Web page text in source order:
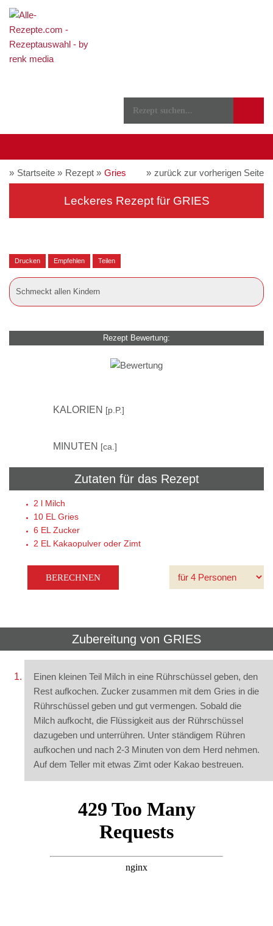
Startseite Rezept Gries zurück zur vorherigen Seite
Leckeres Rezept für GRIES
Drucken Empfehlen Teilen
Schmeckt allen Kindern
Rezept Bewertung:
KALORIEN [p.P.]
MINUTEN [ca.]
Zutaten für das Rezept
2 l Milch
10 EL Gries
6 EL Zucker
2 EL Kakaopulver oder Zimt
Zubereitung von GRIES
Einen kleinen Teil Milch in eine Rührschüssel geben, den
Rest aufkochen. Zucker zusammen mit dem Gries in die
Rührschüssel geben und gut vermengen. Sobald die
Milch aufkocht, die Flüssigkeit aus der Rührschüssel
dazugeben und unterrühren. Unter ständigem Rühren
aufkochen und nach 2-3 Minuten von dem Herd nehmen.
Auf dem Teller mit etwas Zimt oder Kakao bestreuen.